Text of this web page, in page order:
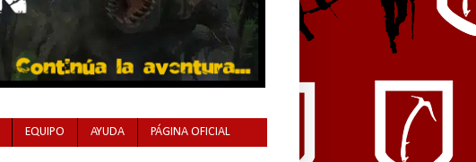
EQUIPO AYUDA PÁGINA OFICIAL